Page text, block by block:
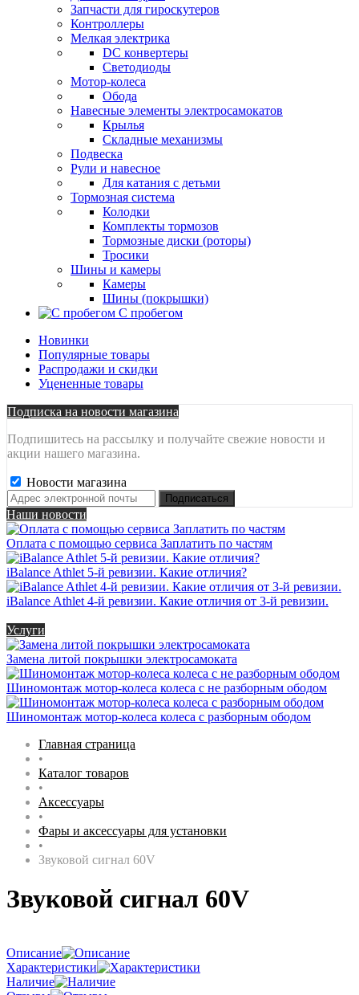
Запчасти для гироскутеров
Контроллеры
Мелкая электрика
DC конвертеры
Светодиоды
Мотор-колеса
Обода
Навесные элементы электросамокатов
Крылья
Складные механизмы
Подвеска
Рули и навесное
Для катания с детьми
Тормозная система
Колодки
Комплекты тормозов
Тормозные диски (роторы)
Тросики
Шины и камеры
Камеры
Шины (покрышки)
С пробегом
Новинки
Популярные товары
Распродажи и скидки
Уцененные товары
Подписка на новости магазина
Подпишитесь на рассылку и получайте свежие новости и
акции нашего магазина.
Новости магазина
Наши новости
Оплата с помощью сервиса Заплатить по частям
iBalance Athlet 5-й ревизии. Какие отличия?
iBalance Athlet 4-й ревизии. Какие отличия от 3-й ревизии.
Услуги
Замена литой покрышки электросамоката
Шиномонтаж мотор-колеса колеса с не разборным ободом
Шиномонтаж мотор-колеса колеса с разборным ободом
Главная страница
•
Каталог товаров
•
Аксессуары
•
Фары и аксессуары для установки
•
Звуковой сигнал 60V
Звуковой сигнал 60V
Описание
Характеристики
Наличие